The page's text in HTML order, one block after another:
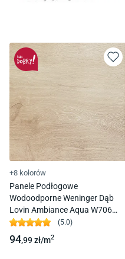
+8 kolorów
Panele Podłogowe
Wodoodporne Weninger Dąb
Lovin Ambiance Aqua W706
Ac5 8Mm 4V-Fuga
(5.0)
94,99zł/m2